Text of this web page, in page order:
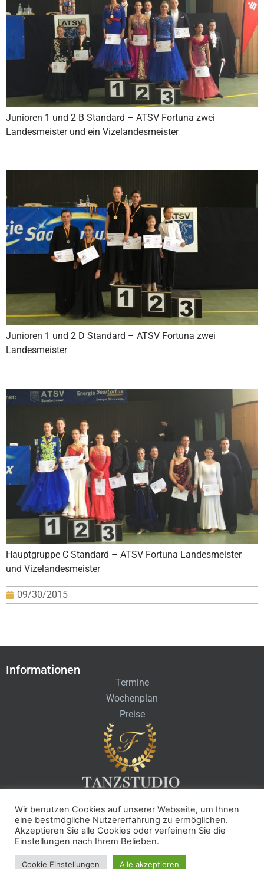
Junioren 1 und 2 B Standard – ATSV Fortuna zwei
Landesmeister und ein Vizelandesmeister
Junioren 1 und 2 D Standard – ATSV Fortuna zwei
Landesmeister
Hauptgruppe C Standard – ATSV Fortuna Landesmeister
und Vizelandesmeister
09/30/2015
Informationen
Termine
Wochenplan
Preise
Kontakt
info@tanzstudio-fortuna.de
+49 681 96590510
Wir benutzen Cookies auf unserer Webseite, um Ihnen
eine bestmögliche Nutzererfahrung zu ermöglichen.
Akzeptieren Sie alle Cookies oder verfeinern Sie die
Einstellungen nach Ihrem Belieben.
Cookie Einstellungen Alle akzeptieren